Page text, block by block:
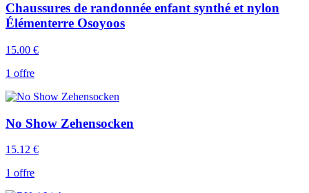
Chaussures de randonnée enfant synthé et nylon
Élémenterre Osoyoos
15.00 €
1 offre
No Show Zehensocken
15.12 €
1 offre